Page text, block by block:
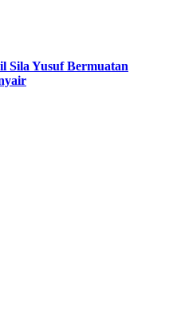
Sila Yusuf Bermuatan